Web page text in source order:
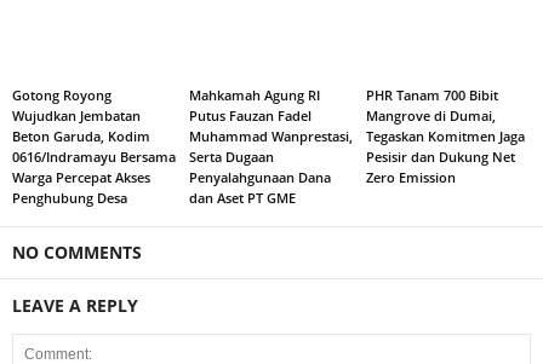
Gotong Royong
Wujudkan Jembatan
Beton Garuda, Kodim
0616/Indramayu Bersama
Warga Percepat Akses
Penghubung Desa
Mahkamah Agung RI
Putus Fauzan Fadel
Muhammad Wanprestasi,
Serta Dugaan
Penyalahgunaan Dana
dan Aset PT GME
PHR Tanam 700 Bibit
Mangrove di Dumai,
Tegaskan Komitmen Jaga
Pesisir dan Dukung Net
Zero Emission
NO COMMENTS
LEAVE A REPLY